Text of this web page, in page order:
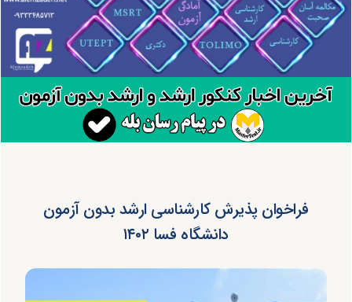
فراخوان پذیرش کارشناسی ارشد بدون آزمون
دانشگاه فسا ۱۴۰۲